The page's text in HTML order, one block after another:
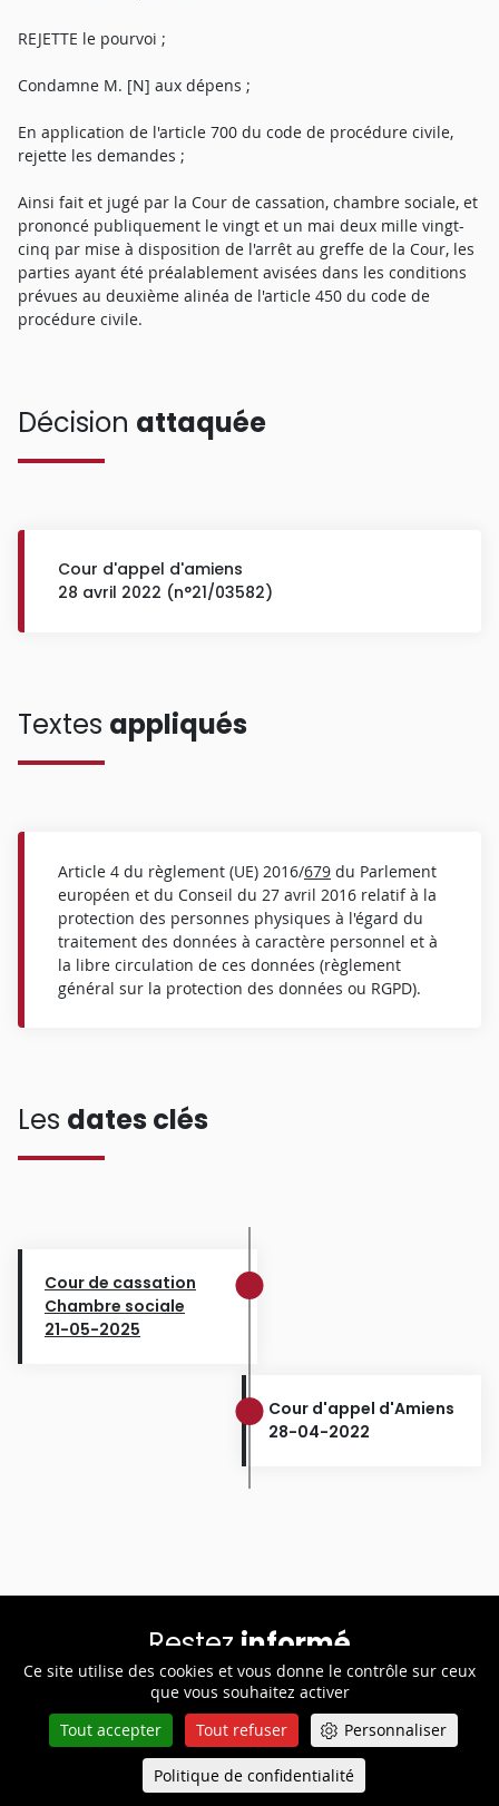
Ce site utilise des cookies et vous donne le contrôle sur ceux
que vous souhaitez activer
Tout accepter
Tout refuser Personnaliser
Politique de confidentialité
REJETTE le pourvoi ;
Condamne M. [N] aux dépens ;
En application de l'article 700 du code de procédure civile,
rejette les demandes ;
Ainsi fait et jugé par la Cour de cassation, chambre sociale, et
prononcé publiquement le vingt et un mai deux mille vingt-
cinq par mise à disposition de l'arrêt au greffe de la Cour, les
parties ayant été préalablement avisées dans les conditions
prévues au deuxième alinéa de l'article 450 du code de
procédure civile.
Décision attaquée
Cour d'appel d'amiens
28 avril 2022 (n°21/03582)
Textes appliqués
Article 4 du règlement (UE) 2016/679 du Parlement
européen et du Conseil du 27 avril 2016 relatif à la
protection des personnes physiques à l'égard du
traitement des données à caractère personnel et à
la libre circulation de ces données (règlement
général sur la protection des données ou RGPD).
Les dates clés
Cour de cassation
Chambre sociale
21-05-2025
Cour d'appel d'Amiens
28-04-2022
Restez informé
Restez informé en personnalisant vos alertes et
notifications. Abonnez-vous à toutes nos actualités.
Queue-Fair